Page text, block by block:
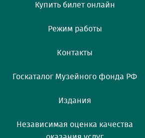
Купить билет онлайн
Режим работы
Контакты
Госкаталог Музейного фонда РФ
Издания
Независимая оценка качества